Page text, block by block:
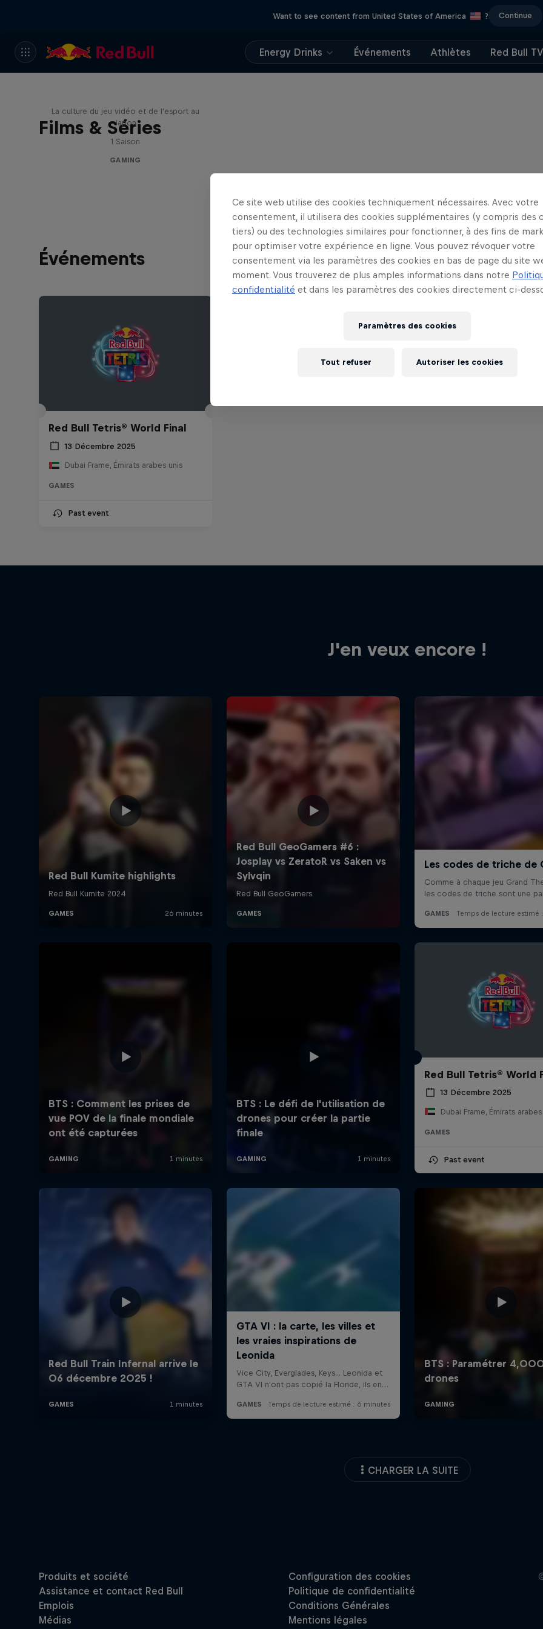
Want to see content from United States of America ? Continue
Energy Drinks Événements Athlètes Red Bull TV
Films & Séries
La culture du jeu vidéo et de l'esport au
Japon
1 Saison
GAMING
Événements
Red Bull Tetris® World Final
13 Décembre 2025
Dubai Frame, Émirats arabes unis
GAMES
Past event
J'en veux encore !
Red Bull Tetris® World
13 Décembre 2025
Dubai Frame, Émirats
GAMES
Past event
CHARGER LA SUITE
Ce site web utilise des cookies techniquement nécessaires. Avec votre
consentement, il utilisera des cookies supplémentaires (y compris des
tiers) ou des technologies similaires pour fonctionner, à des fins de
pour optimiser votre expérience en ligne. Vous pouvez révoquer votre
consentement via les paramètres des cookies en bas de page du site
moment. Vous trouverez de plus amples informations dans notre
confidentialité et dans les paramètres des cookies directement ci-
Paramètres des cookies
Tout refuser Autoriser les cookies